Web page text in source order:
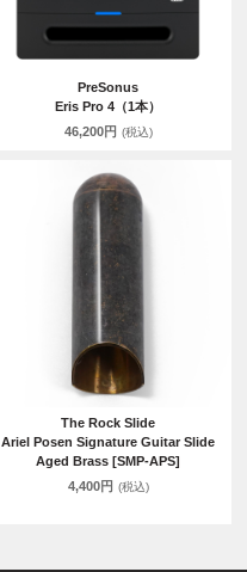
PreSonus
Eris Pro 4（1本）
46,200円 (税込)
The Rock Slide
Ariel Posen Signature Guitar Slide
Aged Brass [SMP-APS]
4,400円 (税込)